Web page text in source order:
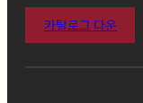
카탈로그 다운